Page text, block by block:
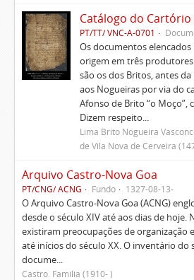
Catálogo do Cartório
PT/TT/ VNC-A-0701
Os documentos
origem em três
são os dos Britos, antes
aos Nogueiras por via do
Afonso de Brito “o Moço”,
Dizem respeito...
Lima Brito Nogueira
de Vila Nova de Cerveira
Arquivo Castro-Nova Goa
PT/CNG/ ACNG Fundo 1327-08-13-
O Arquivo Castro-Nova Goa (ACNG)
desde o século XIV até aos dias de hoje.
existiram preocupações de organização
até inícios do século XX. O inventário do
docume...
Castro. Família (1910- )